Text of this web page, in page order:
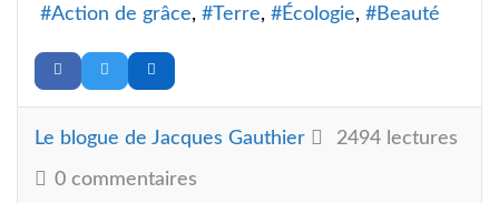
Action de grâce
Terre Écologie Beauté
Le blogue de Jacques Gauthier 2494 lectures
0 commentaires